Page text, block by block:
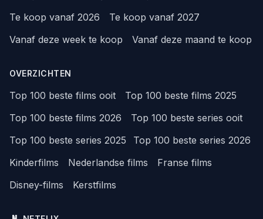
Te koop vanaf 2026
Te koop vanaf 2027
Vanaf deze week te koop
Vanaf deze maand te koop
OVERZICHTEN
Top 100 beste films ooit
Top 100 beste films 2025
Top 100 beste films 2026
Top 100 beste series ooit
Top 100 beste series 2025
Top 100 beste series 2026
Kinderfilms
Nederlandse films
Franse films
Disney-films
Kerstfilms